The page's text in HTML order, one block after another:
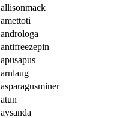
allisonmack
amettoti
androloga
antifreezepin
apusapus
arnlaug
asparagusminer
atun
avsanda